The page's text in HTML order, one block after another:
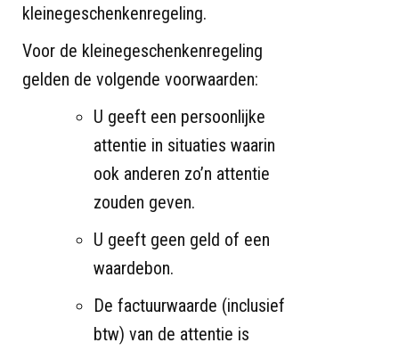
kleinegeschenkenregeling.
Voor de kleinegeschenkenregeling
gelden de volgende voorwaarden:
U geeft een persoonlijke
attentie in situaties waarin
ook anderen zo’n attentie
zouden geven.
U geeft geen geld of een
waardebon.
De factuurwaarde (inclusief
btw) van de attentie is